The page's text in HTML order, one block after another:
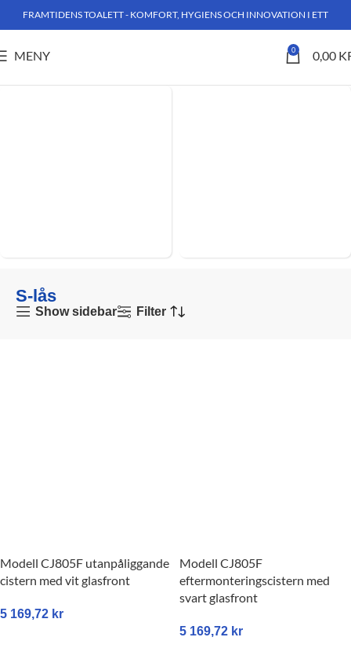
FRAMTIDENS TOALETT - KOMFORT, HYGIENS OCH INNOVATION I ETT
MENY 0 0,00
S-lås
Show sidebar Filter
Modell CJ805F utanpåliggande
cistern med vit glasfront
5 169,72 kr
Modell CJ805F
eftermonteringscistern med
svart glasfront
5 169,72 kr